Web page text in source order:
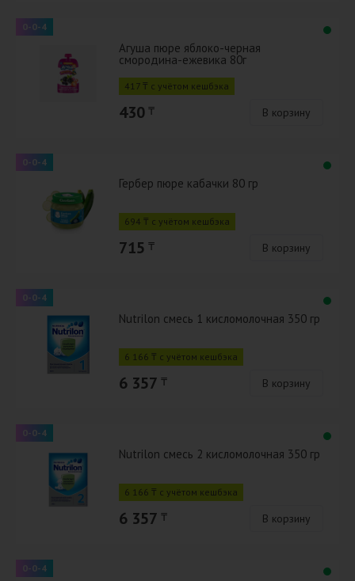
0-0-4
Агуша пюре яблоко-черная
смородина-ежевика 80г
417 ₸ с учётом кешбэка
430 ₸ В корзину
0-0-4
Гербер пюре кабачки 80 гр
694 ₸ с учётом кешбэка
715 ₸ В корзину
0-0-4
Nutrilon смесь 1 кисломолочная 350 гр
6 166 ₸ с учётом кешбэка
6 357 ₸ В корзину
0-0-4
Nutrilon смесь 2 кисломолочная 350 гр
6 166 ₸ с учётом кешбэка
6 357 ₸ В корзину
0-0-4